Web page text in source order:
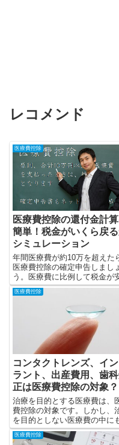
レコメンド
医療費控除
医療費控除の還付金計
簡単！税金がいくら戻
シミュレーション
年間医療費が約10万を超えた
医療費控除の確定申告しまし
う。医療費に比例して税金が
なります。申告でいくら還付
発生するかもシミュレーショ
医療費控除
コンタクトレンズ、イ
ラント、出産費用、歯
正は医療費控除の対象？
治療を目的とする医療費は、
費控除の対象です。しかし、
を目的としない医療費の中に
医療費控除の対象となるケー
あります。
医療費控除